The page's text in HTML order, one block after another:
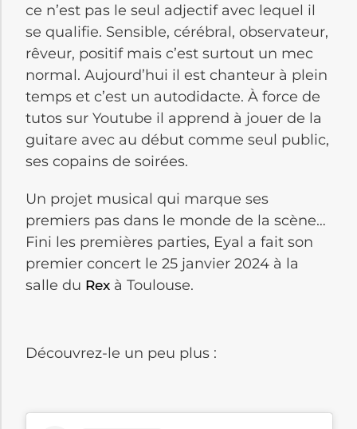
ce n’est pas le seul adjectif avec lequel il
se qualifie. Sensible, cérébral, observateur,
rêveur, positif mais c’est surtout un mec
normal. Aujourd’hui il est chanteur à plein
temps et c’est un autodidacte. À force de
tutos sur Youtube il apprend à jouer de la
guitare avec au début comme seul public,
ses copains de soirées.
Un projet musical qui marque ses
premiers pas dans le monde de la scène…
Fini les premières parties, Eyal a fait son
premier concert le 25 janvier 2024 à la
salle du Rex à Toulouse.
Découvrez-le un peu plus :